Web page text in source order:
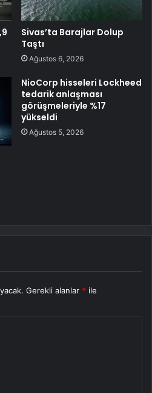
Sivas’ta Barajlar Dolup
Taştı
Ağustos 6, 2026
NioCorp hisseleri Lockheed
tedarik anlaşması
görüşmeleriyle %17
yükseldi
Ağustos 5, 2026
Gerekli alanlar * ile